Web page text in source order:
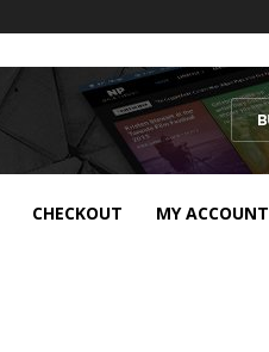
CHECKOUT MY ACCOUNT